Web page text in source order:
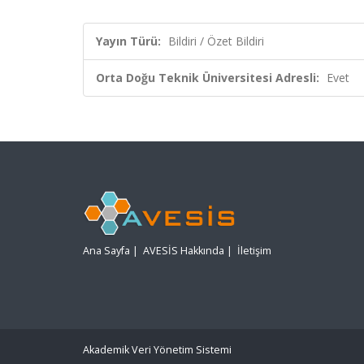
Yayın Türü: Bildiri / Özet Bildiri
Orta Doğu Teknik Üniversitesi Adresli: Evet
Ana Sayfa | AVESİS Hakkında | İletişim
Akademik Veri Yönetim Sistemi